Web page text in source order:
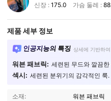
신장 : 175.0 가슴 둘레 :
제품 세부 정보
인공지능의 특징 상세에 기반하
워븐 패브릭: 세련된 무드와 깔끔
섹시: 세련된 분위기의 감각적인 룩.
소재:
워븐 패브릭